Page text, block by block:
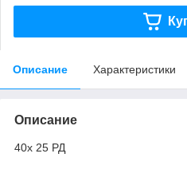
Описание Характеристики
Описание
40х 25 РД